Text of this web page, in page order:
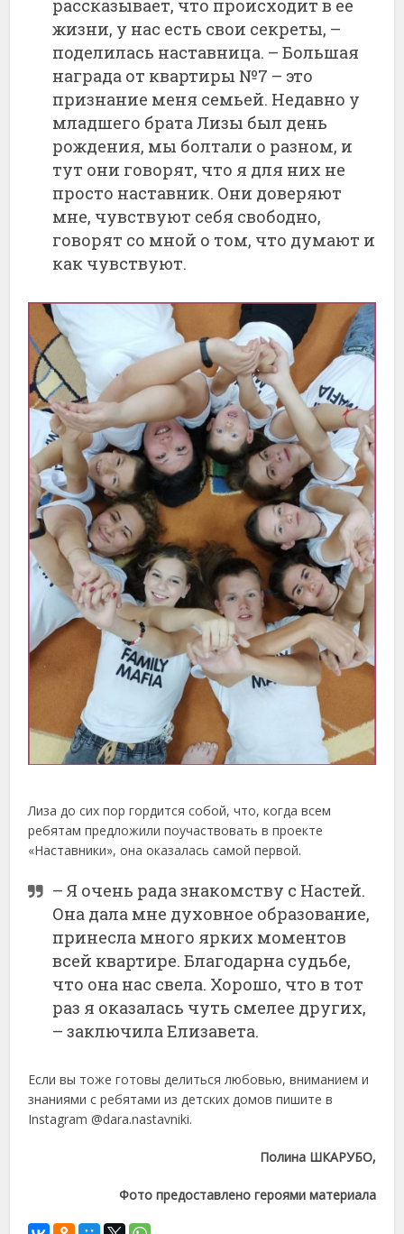
рассказывает, что происходит в ее
жизни, у нас есть свои секреты, –
поделилась наставница. – Большая
награда от квартиры №7 – это
признание меня семьей. Недавно у
младшего брата Лизы был день
рождения, мы болтали о разном, и
тут они говорят, что я для них не
просто наставник. Они доверяют
мне, чувствуют себя свободно,
говорят со мной о том, что думают и
как чувствуют.
Лиза до сих пор гордится собой, что, когда всем
ребятам предложили поучаствовать в проекте
«Наставники», она оказалась самой первой.
– Я очень рада знакомству с Настей.
Она дала мне духовное образование,
принесла много ярких моментов
всей квартире. Благодарна судьбе,
что она нас свела. Хорошо, что в тот
раз я оказалась чуть смелее других,
– заключила Елизавета.
Если вы тоже готовы делиться любовью, вниманием и
знаниями с ребятами из детских домов пишите в
Instagram @dara.nastavniki.
Полина ШКАРУБО,
Фото предоставлено героями материала